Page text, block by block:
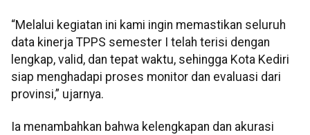
“Melalui kegiatan ini kami ingin memastikan seluruh
data kinerja TPPS semester I telah terisi dengan
lengkap, valid, dan tepat waktu, sehingga Kota Kediri
siap menghadapi proses monitor dan evaluasi dari
provinsi,” ujarnya.
Ia menambahkan bahwa kelengkapan dan akurasi